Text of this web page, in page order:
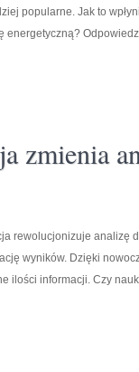
popularne. Jak to
energetyczną?
zmienia
rewolucjonizuje analizę
wyników. Dzięki
ilości informacji. Czy